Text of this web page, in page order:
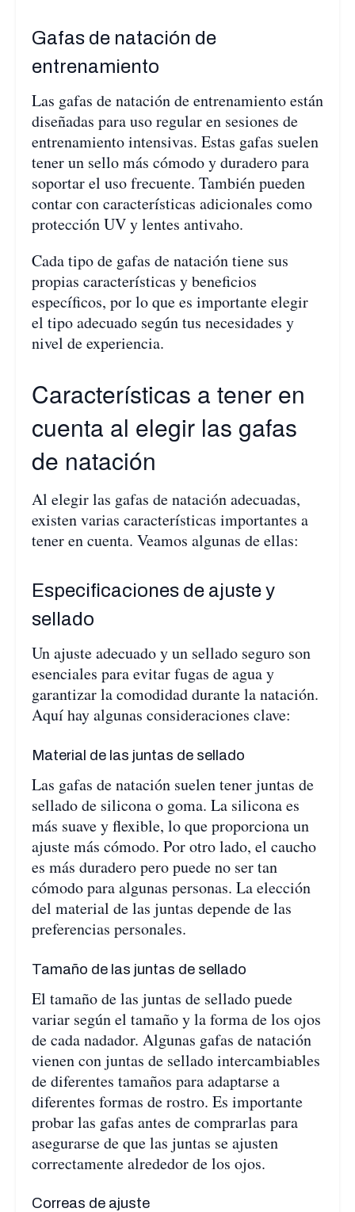
Gafas de natación de
entrenamiento
Las gafas de natación de entrenamiento están
diseñadas para uso regular en sesiones de
entrenamiento intensivas. Estas gafas suelen
tener un sello más cómodo y duradero para
soportar el uso frecuente. También pueden
contar con características adicionales como
protección UV y lentes antivaho.
Cada tipo de gafas de natación tiene sus
propias características y beneficios
específicos, por lo que es importante elegir
el tipo adecuado según tus necesidades y
nivel de experiencia.
Características a tener en
cuenta al elegir las gafas
de natación
Al elegir las gafas de natación adecuadas,
existen varias características importantes a
tener en cuenta. Veamos algunas de ellas:
Especificaciones de ajuste y
sellado
Un ajuste adecuado y un sellado seguro son
esenciales para evitar fugas de agua y
garantizar la comodidad durante la natación.
Aquí hay algunas consideraciones clave:
Material de las juntas de sellado
Las gafas de natación suelen tener juntas de
sellado de silicona o goma. La silicona es
más suave y flexible, lo que proporciona un
ajuste más cómodo. Por otro lado, el caucho
es más duradero pero puede no ser tan
cómodo para algunas personas. La elección
del material de las juntas depende de las
preferencias personales.
Tamaño de las juntas de sellado
El tamaño de las juntas de sellado puede
variar según el tamaño y la forma de los ojos
de cada nadador. Algunas gafas de natación
vienen con juntas de sellado intercambiables
de diferentes tamaños para adaptarse a
diferentes formas de rostro. Es importante
probar las gafas antes de comprarlas para
asegurarse de que las juntas se ajusten
correctamente alrededor de los ojos.
Correas de ajuste